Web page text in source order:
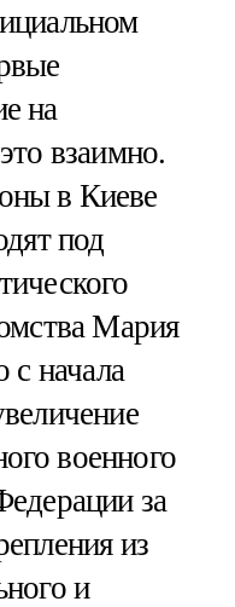
на
взаимно.
в Киеве
под
Мария
с начала
военного
за
из
и